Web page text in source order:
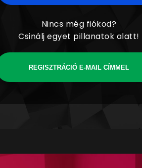
Nincs még fiókod?
Csinálj egyet pillanatok alatt!
REGISZTRÁCIÓ E-MAIL CÍMMEL